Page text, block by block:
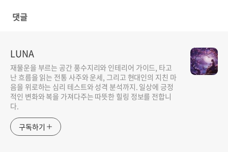
댓글
LUNA
재물운을 부르는 공간 풍수지리와 인테리어 가이드, 타고
난 흐름을 읽는 전통 사주와 운세, 그리고 현대인의 지친 마
음을 위로하는 심리 테스트와 성격 분석까지. 일상에 긍정
적인 변화와 복을 가져다주는 따뜻한 힐링 정보를 전합니
다.
구독하기